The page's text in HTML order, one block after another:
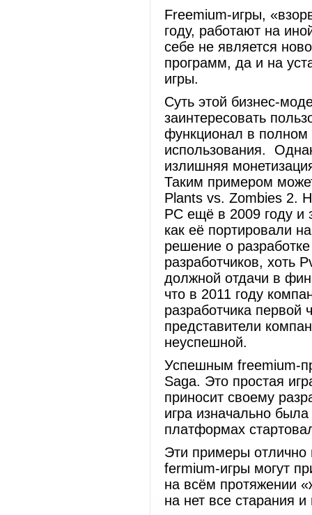
Freemium-игры,
году, работают на
себе не является
программ, да и на
игры.
Суть этой бизнес-
заинтересовать
функционал в полном
использования.
излишняя
Таким примером
Plants vs. Zombies 2.
PC ещё в 2009 году и
как её портировали
решение о
разработчиков, хоть
должной отдачи в
что в 2011 году
разработчика первой
представители
неуспешной.
Успешным freemium-
Saga. Это простая
приносит своему
игра изначально
платформах
Эти примеры отлично
fermium-игры могут
на всём протяжении
на нет все старания